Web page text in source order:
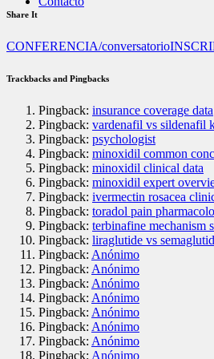
Share It
CONFERENCIA/conversatorio
Trackbacks and Pingbacks
Pingback: insurance coverage data
Pingback: vardenafil vs sildenafil
Pingback: psychologist
Pingback: minoxidil common
Pingback: minoxidil clinical data
Pingback: minoxidil expert
Pingback: ivermectin rosacea
Pingback: toradol pain
Pingback: terbinafine mechanism
Pingback: liraglutide vs
Pingback: Anónimo
Pingback: Anónimo
Pingback: Anónimo
Pingback: Anónimo
Pingback: Anónimo
Pingback: Anónimo
Pingback: Anónimo
Pingback: Anónimo